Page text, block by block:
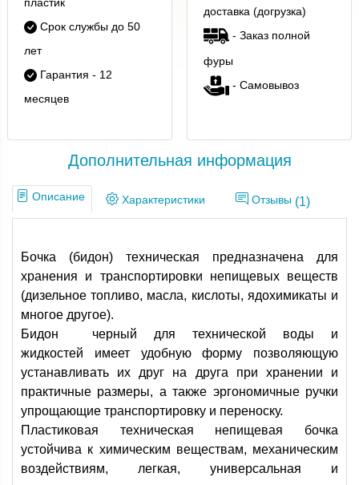
Срок службы до 50
лет
Гарантия - 12
месяцев
доставка (догрузка)
- Заказ полной
фуры
- Самовывоз
Дополнительная информация
Описание Характеристики Отзывы (1)
Бочка (бидон) техническая предназначена для
хранения и транспортировки непищевых веществ
(дизельное топливо, масла, кислоты, ядохимикаты и
многое другое).
Бидон черный для технической воды и
жидкостей имеет удобную форму позволяющую
устанавливать их друг на друга при хранении и
практичные размеры, а также эргономичные ручки
упрощающие транспортировку и переноску.
Пластиковая техническая непищевая бочка
устойчива к химическим веществам, механическим
воздействиям, легкая, универсальная и